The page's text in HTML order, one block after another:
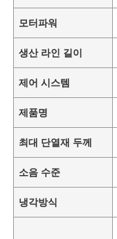
모터파워
생산 라인 길이
제어 시스템
제품명
최대 단열재 두께
소음 수준
냉각방식